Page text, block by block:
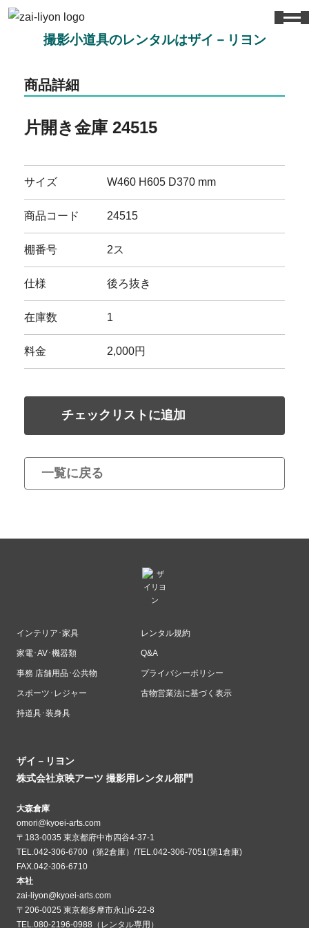
撮影小道具のレンタルはザイ－リヨン
商品詳細
片開き金庫 24515
サイズ W460 H605 D370 mm
商品コード 24515
棚番号 2ス
仕様 後ろ抜き
在庫数 1
料金 2,000円
チェックリストに追加
一覧に戻る
インテリア･家具
家電･AV･機器類
事務 店舗用品･公共物
スポーツ･レジャー
持道具･装身具
レンタル規約
Q&A
プライバシーポリシー
古物営業法に基づく表示
ザイ－リヨン
株式会社京映アーツ 撮影用レンタル部門
大森倉庫
omori@kyoei-arts.com
〒183-0035 東京都府中市四谷4-37-1
TEL.042-306-6700（第2倉庫）/TEL.042-306-7051(第1倉庫)
FAX.042-306-6710
本社
zai-liyon@kyoei-arts.com
〒206-0025 東京都多摩市永山6-22-8
TEL.080-2196-0988（レンタル専用）